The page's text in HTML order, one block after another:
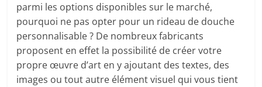
parmi les options disponibles sur le marché,
pourquoi ne pas opter pour un rideau de douche
personnalisable ? De nombreux fabricants
proposent en effet la possibilité de créer votre
propre œuvre d’art en y ajoutant des textes, des
images ou tout autre élément visuel qui vous tient